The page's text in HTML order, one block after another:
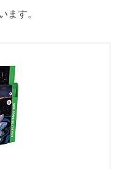
ます。